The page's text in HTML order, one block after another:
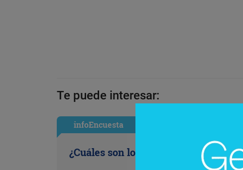
Te puede interesar:
infoEncuesta
¿Cuáles son los antojos de la oficina?